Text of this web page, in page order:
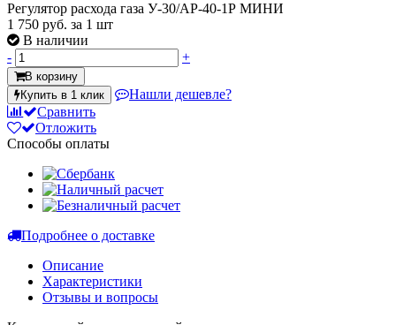
Регулятор расхода газа У-30/АР-40-1Р МИНИ
1 750 руб. за 1 шт
В наличии
-
+
В корзину
Купить в 1 клик
Нашли дешевле?
Сравнить
Отложить
Способы оплаты
Подробнее о доставке
Описание
Характеристики
Отзывы и вопросы